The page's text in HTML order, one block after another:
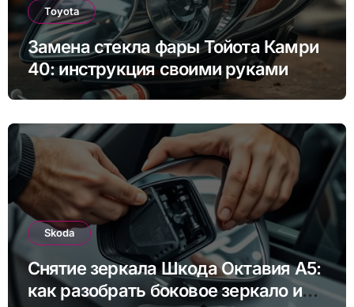
Toyota
Замена стекла фары Тойота Камри
40: инструкция своими руками
Skoda
Снятие зеркала Шкода Октавия А5:
как разобрать боковое зеркало и